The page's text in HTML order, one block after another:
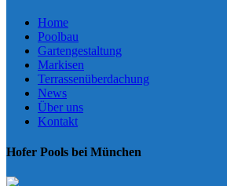
Home
Poolbau
Gartengestaltung
Markisen
Terrassenüberdachung
News
Über uns
Kontakt
Hofer Pools bei München